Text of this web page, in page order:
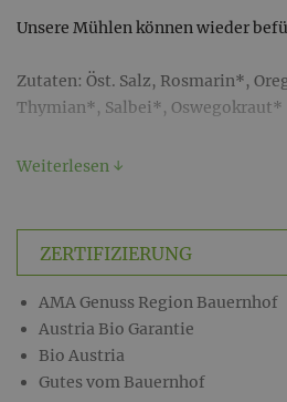
Unsere Mühlen können wieder
Zutaten: Öst. Salz, Rosmarin*,
Thymian*, Salbei*, Oswegokraut*
* aus kontrolliert biologischem
Weiterlesen ↓
ZERTIFIZIERUNG
AMA Genuss Region Bauernhof
Austria Bio Garantie
Bio Austria
Gutes vom Bauernhof